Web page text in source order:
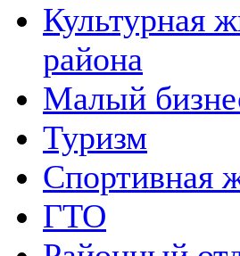
Культурная
района
Малый
Туризм
Спортивная
ГТО